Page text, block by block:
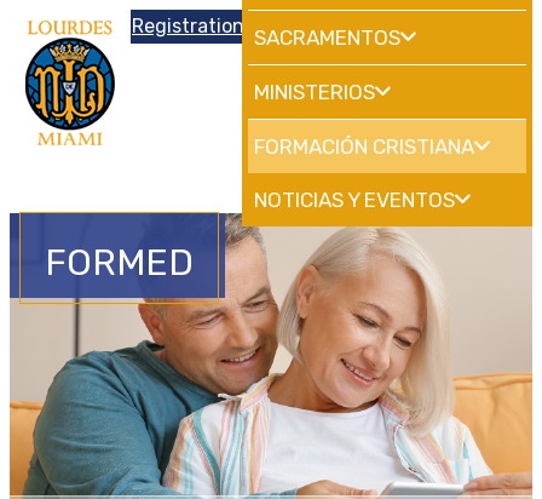
Donations Registration | School HdMiami
SACRAMENTOS
MINISTERIOS
FORMACIÓN CRISTIANA
NOTICIAS Y EVENTOS
FORMED